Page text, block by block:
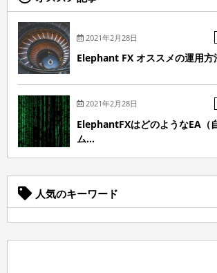
2021年2月28日
Elephant FX オススメの運用
2021年2月28日
ElephantFXはどのようなEA（
ム...
人気のキーワード